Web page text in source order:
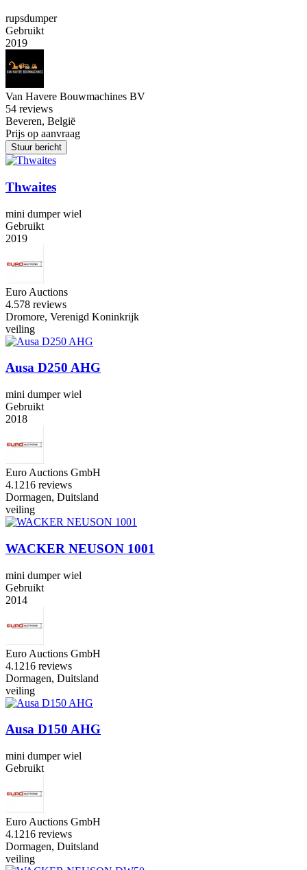
rupsdumper
Gebruikt
2019
Van Havere Bouwmachines BV
54 reviews
Beveren, België
Prijs op aanvraag
Stuur bericht
Thwaites
mini dumper wiel
Gebruikt
2019
Euro Auctions
4.578 reviews
Dromore, Verenigd Koninkrijk
veiling
Ausa D250 AHG
mini dumper wiel
Gebruikt
2018
Euro Auctions GmbH
4.1 216 reviews
Dormagen, Duitsland
veiling
WACKER NEUSON 1001
mini dumper wiel
Gebruikt
2014
Euro Auctions GmbH
4.1 216 reviews
Dormagen, Duitsland
veiling
Ausa D150 AHG
mini dumper wiel
Gebruikt
Euro Auctions GmbH
4.1 216 reviews
Dormagen, Duitsland
veiling